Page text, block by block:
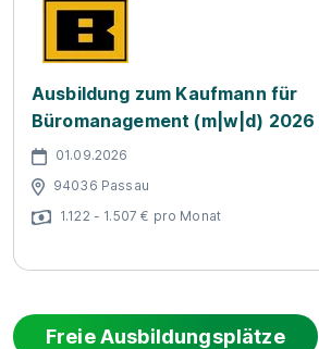
Ausbildung zum Kaufmann für
Büromanagement (m|w|d) 2026
01.09.2026
94036 Passau
1.122 - 1.507 € pro Monat
Freie Ausbildungsplätze